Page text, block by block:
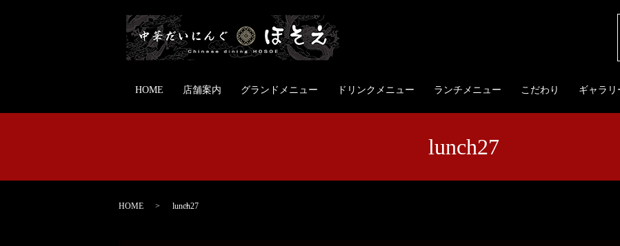
HOME 店舗案内 グランドメニュー ドリンクメニュー ランチメニュー こだわり ギャラリ
lunch27
HOME lunch27